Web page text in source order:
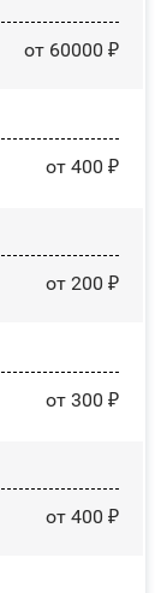
от 60000 ₽
от 400 ₽
от 200 ₽
от 300 ₽
от 400 ₽